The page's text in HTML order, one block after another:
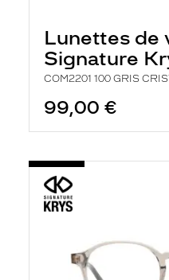
Lunettes de
Signature
COM2201 100 GRIS
99,00 €